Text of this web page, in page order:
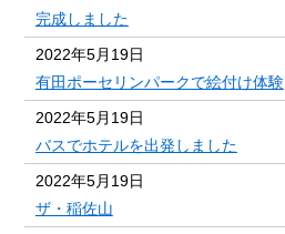
完成しました
2022年5月19日
有田ポーセリンパークで絵付け体験
2022年5月19日
バスでホテルを出発しました
2022年5月19日
ザ・稲佐山